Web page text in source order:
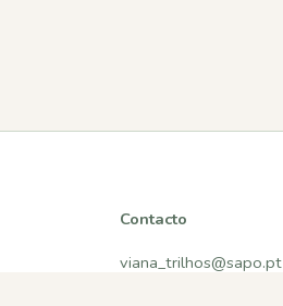
Contacto
viana_trilhos@sapo.pt